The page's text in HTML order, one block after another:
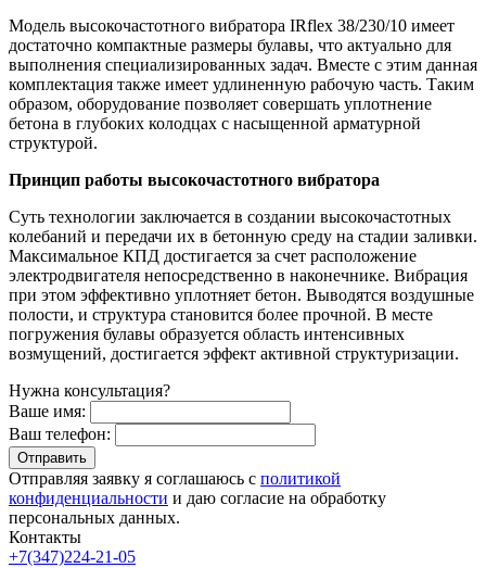
Модель высокочастотного вибратора IRflex 38/230/10 имеет
достаточно компактные размеры булавы, что актуально для
выполнения специализированных задач. Вместе с этим данная
комплектация также имеет удлиненную рабочую часть. Таким
образом, оборудование позволяет совершать уплотнение
бетона в глубоких колодцах с насыщенной арматурной
структурой.
Принцип работы высокочастотного вибратора
Суть технологии заключается в создании высокочастотных
колебаний и передачи их в бетонную среду на стадии заливки.
Максимальное КПД достигается за счет расположение
электродвигателя непосредственно в наконечнике. Вибрация
при этом эффективно уплотняет бетон. Выводятся воздушные
полости, и структура становится более прочной. В месте
погружения булавы образуется область интенсивных
возмущений, достигается эффект активной структуризации.
Нужна консультация?
Ваше имя:
Ваш телефон:
Отправляя заявку я соглашаюсь с политикой
конфиденциальности и даю согласие на обработку
персональных данных.
Контакты
+7(347)224-21-05